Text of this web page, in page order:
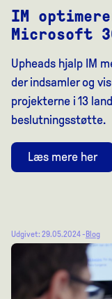
IM
Microsoft
Upheads hjalp IM
der indsamler og
projekterne i 13
beslutningsstøtte.
Læs mere her
Udgivet: 29.05.2024 - Blog